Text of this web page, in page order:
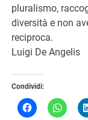
pluralismo,
diversità e non
reciproca.
Luigi De Angelis
Condividi: